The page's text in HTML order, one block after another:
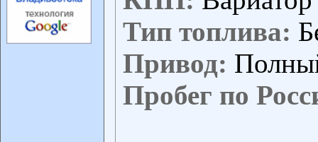
Тип топлива:
Привод:
Пробег по